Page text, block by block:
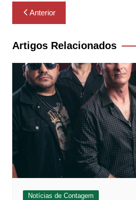
Navegação
de
Post
Anterior
Artigos Relacionados
Notícias de Contagem